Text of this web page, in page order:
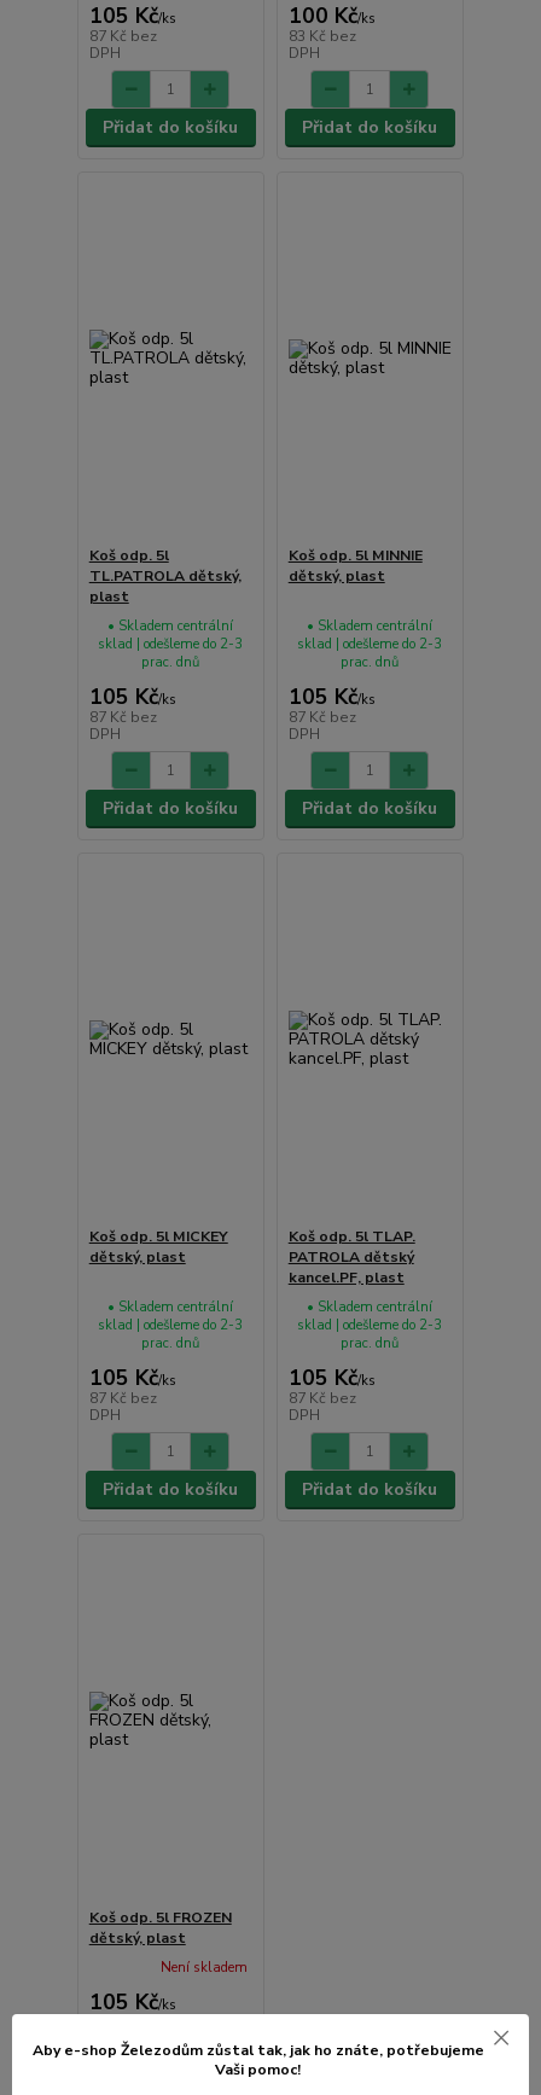
105 Kč/ks
87 Kč bez
DPH
Přidat do košíku
100 Kč/ks
83 Kč bez
DPH
Přidat do košíku
Koš odp. 5l
TL.PATROLA dětský,
plast
105 Kč/ks
87 Kč bez
DPH
• Skladem centrální
sklad | odešleme do 2-3
prac. dnů
Přidat do košíku
Koš odp. 5l MINNIE
dětský, plast
105 Kč/ks
87 Kč bez
DPH
• Skladem centrální
sklad | odešleme do 2-3
prac. dnů
Přidat do košíku
Koš odp. 5l MICKEY
dětský, plast
105 Kč/ks
87 Kč bez
DPH
• Skladem centrální
sklad | odešleme do 2-3
prac. dnů
Přidat do košíku
Koš odp. 5l TLAP.
PATROLA dětský
kancel.PF, plast
105 Kč/ks
87 Kč bez
DPH
• Skladem centrální
sklad | odešleme do 2-3
prac. dnů
Přidat do košíku
Koš odp. 5l FROZEN
dětský, plast
105 Kč/ks
Není skladem
Aby e-shop Železodům zůstal tak, jak ho znáte, potřebujeme
Vaši pomoc!